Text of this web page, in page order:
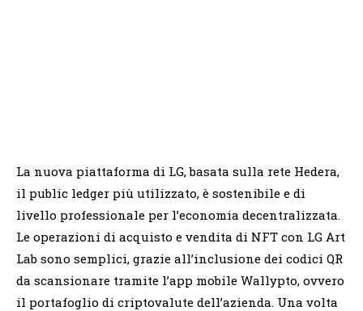
La nuova piattaforma di LG, basata sulla rete Hedera,
il public ledger più utilizzato, è sostenibile e di
livello professionale per l’economia decentralizzata.
Le operazioni di acquisto e vendita di NFT con LG Art
Lab sono semplici, grazie all’inclusione dei codici QR
da scansionare tramite l’app mobile Wallypto, ovvero
il portafoglio di criptovalute dell’azienda. Una volta